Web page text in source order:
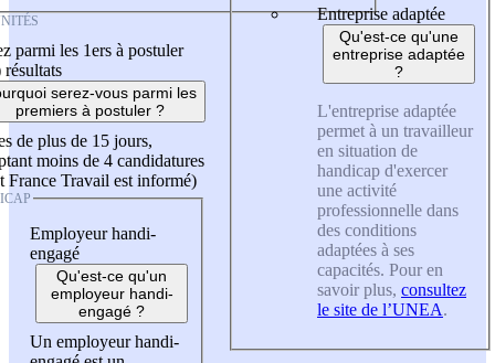
parmi les 1ers à postuler
résultats
serez-vous parmi les
premiers à postuler ?
de plus de 15 jours,
moins de 4 candidatures
France Travail est informé)
Employeur handi-
engagé
Qu'est-ce qu'un
employeur handi-
engagé ?
Un employeur handi-
Entreprise adaptée
Qu'est-ce qu'une
entreprise adaptée
?
L'entreprise adaptée
permet à un travailleur
en situation de
handicap d'exercer
une activité
professionnelle dans
des conditions
adaptées à ses
capacités. Pour en
savoir plus, consultez
le site de l’UNEA.